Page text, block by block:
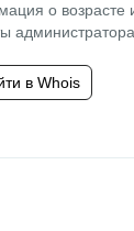
о возрасте
администратора.
в Whois